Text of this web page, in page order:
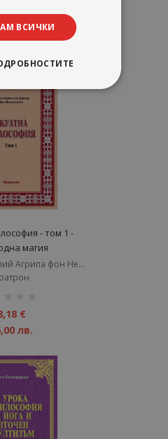
€
лв.
- том 1 -
магия
Хенрих Корнелий Агрипа фон Нетесхайм
€
лв.
ВСИЧКИ